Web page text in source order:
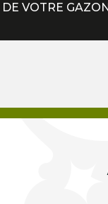
VOTRE